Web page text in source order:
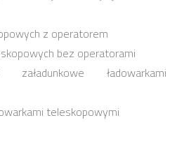
z operatorem
bez operatorami
załadunkowe ładowarkami
teleskopowymi